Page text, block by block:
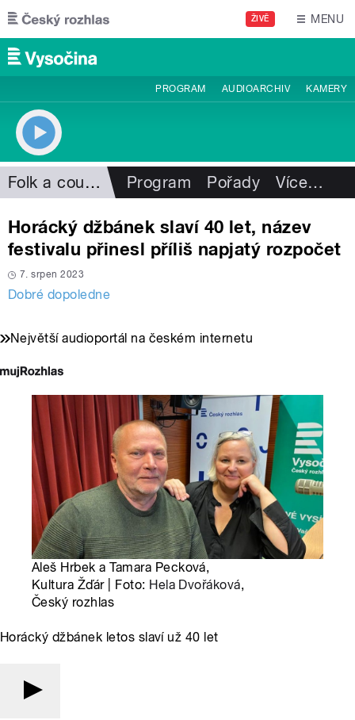
Přejít k hlavnímu obsahu
ŽIVĚ MENU
PROGRAM AUDIOARCHIV KAMERY
Folk a country Program Pořady Více…
Horácký džbánek slaví 40 let, název
festivalu přinesl příliš napjatý rozpočet
7. srpen 2023
Dobré dopoledne
Největší audioportál na českém internetu
Aleš Hrbek a Tamara Pecková,
Kultura Žďár | Foto: Hela Dvořáková,
Český rozhlas
Horácký džbánek letos slaví už 40 let